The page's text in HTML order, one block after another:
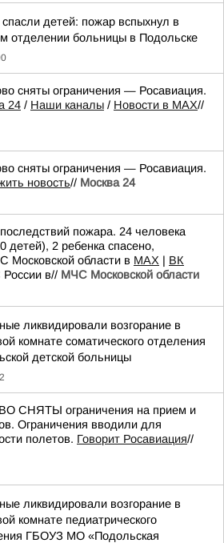
детей: пожар вспыхнул в
отделении больницы в Подольске
сняты ограничения — Росавиация.
24 / Наши каналы / Новости в MAX//
сняты ограничения — Росавиация.
новость// Москва 24
пожара. 24 человека
детей), 2 ребенка спасено,
Московской области в MAX | ВК
в// МЧС Московской области
ликвидировали возгорание в
комнате соматического отделения
детской больницы
СНЯТЫ ограничения на прием и
Ограничения вводили для
полетов. Говорит Росавиация//
ликвидировали возгорание в
комнате педиатрического
ГБОУЗ МО «Подольская